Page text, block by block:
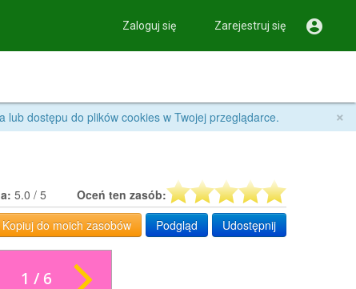
Zaloguj się Zarejestruj się 